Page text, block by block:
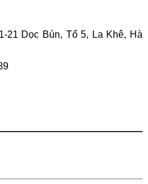
21 Dọc Bún, Tổ 5, La Khê, Hà